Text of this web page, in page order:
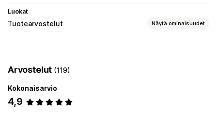
Luokat
Tuotearvostelut Näytä ominaisuudet
Tuonti ja vienti
Arvostelut (119)
Kokonaisarvio
4,9